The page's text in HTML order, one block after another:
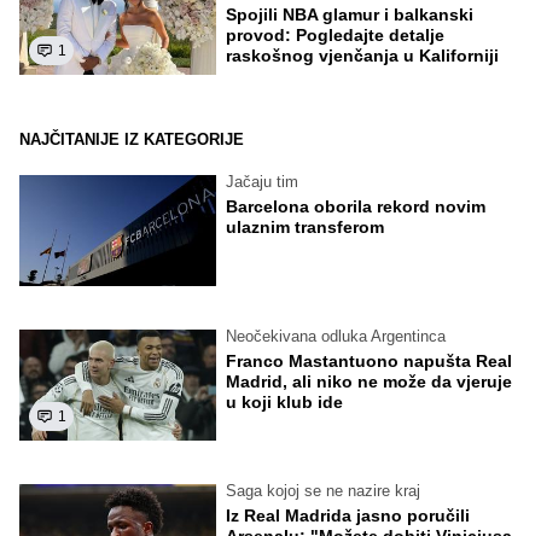
1
Spojili NBA glamur i balkanski
provod: Pogledajte detalje
raskošnog vjenčanja u Kaliforniji
NAJČITANIJE IZ KATEGORIJE
Jačaju tim
Barcelona oborila rekord novim
ulaznim transferom
1
Neočekivana odluka Argentinca
Franco Mastantuono napušta Real
Madrid, ali niko ne može da vjeruje
u koji klub ide
Saga kojoj se ne nazire kraj
Iz Real Madrida jasno poručili